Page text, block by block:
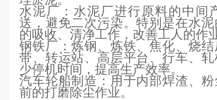
水泥厂：水泥厂进行原料的中间
送，避免二次污染。特别是在水
的吸收、清净工作，改善工人的作
钢铁厂：炼钢、炼铁、焦化、烧
带、转运站、高层平台、行车、
少停机时间，提高生产效率。
汽车轮船制造：用于内部焊渣、
前的打磨除尘作业。